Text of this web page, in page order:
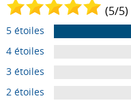
(5/5)
5 étoiles
4 étoiles
3 étoiles
2 étoiles